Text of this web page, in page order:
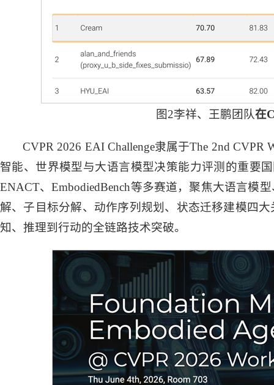
图2李祥、王鹏团队在
CVPR 2026 EAI Challenge隶属于The 2nd CVPR
智能、世界模型与大语言模型决策能力评测的重要
ENACT、EmbodiedBench等多赛道，聚焦大语言模
解、子目标分解、动作序列规划、状态迁移建模四
知、推理到行动的全链路技术突破。